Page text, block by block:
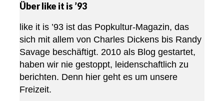
Über like it is ’93
like it is ’93 ist das Popkultur-Magazin, das
sich mit allem von Charles Dickens bis Randy
Savage beschäftigt. 2010 als Blog gestartet,
haben wir nie gestoppt, leidenschaftlich zu
berichten. Denn hier geht es um unsere
Freizeit.